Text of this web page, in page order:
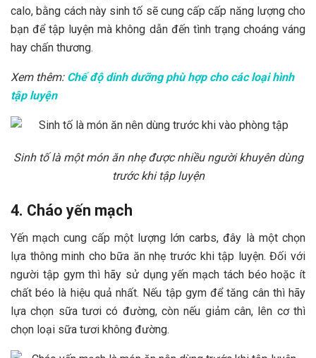
calo, bằng cách này sinh tố sẽ cung cấp cấp năng lượng cho
bạn để tập luyện mà không dẫn đến tình trạng choáng váng
hay chấn thương.
Xem thêm: Chế độ dinh dưỡng phù hợp cho các loại hình
tập luyện
Sinh tố là một món ăn nhẹ được nhiều người khuyên dùng
trước khi tập luyện
4. Cháo yến mạch
Yến mạch cung cấp một lượng lớn carbs, đây là một chọn
lựa thông minh cho bữa ăn nhẹ trước khi tập luyện. Đối với
người tập gym thì hãy sử dụng yến mạch tách béo hoặc ít
chất béo là hiệu quả nhất. Nếu tập gym để tăng cân thì hãy
lựa chọn sữa tươi có đường, còn nếu giảm cân, lên cơ thì
chọn loại sữa tươi không đường.